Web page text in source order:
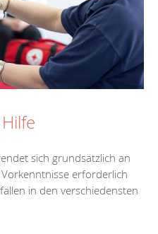
sich grundsätzlich an
erforderlich
in den verschiedensten